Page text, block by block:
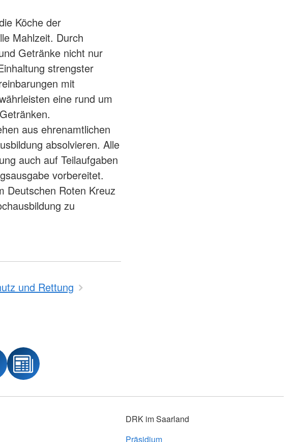
Köche der
Mahlzeit. Durch
Getränke nicht nur
strengster
mit
eine rund um
aus ehrenamtlichen
absolvieren. Alle
auch auf Teilaufgaben
vorbereitet.
Deutschen Roten Kreuz
zu
und Rettung
DRK im Saarland
Präsidium